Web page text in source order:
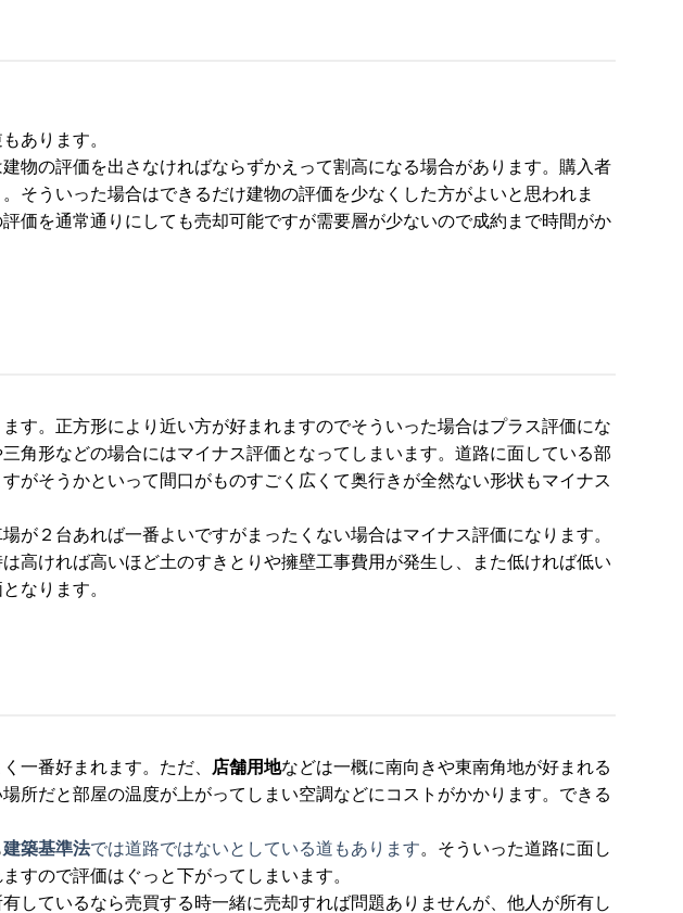
あります。
物の評価を出さなければならずかえって割高になる場合があります。購入者
そういった場合はできるだけ建物の評価を少なくした方がよいと思われま
価を通常通りにしても売却可能ですが需要層が少ないので成約まで時間がか
す。正方形により近い方が好まれますのでそういった場合はプラス評価にな
角形などの場合にはマイナス評価となってしまいます。道路に面している部
がそうかといって間口がものすごく広くて奥行きが全然ない形状もマイナス
２台あれば一番よいですがまったくない場合はマイナス評価になります。
高ければ高いほど土のすきとりや擁壁工事費用が発生し、また低ければ低い
なります。
一番好まれます。ただ、 店舗用地などは一概に南向きや東南角地が好まれる
所だと部屋の温度が上がってしまい空調などにコストがかかります。できる
建築基準法では道路ではないとしている道もあります。そういった道路に面し
すので評価はぐっと下がってしまいます。
しているなら売買する時一緒に売却すれば問題ありませんが、他人が所有し